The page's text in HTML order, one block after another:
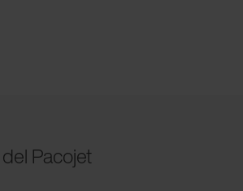
Pacojet